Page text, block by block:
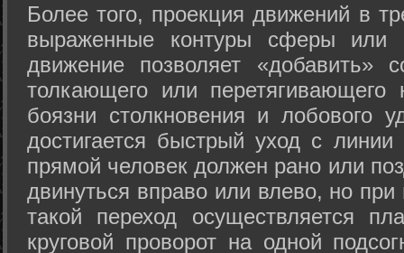
Более того, проекция движений в
выраженные контуры сферы или
движение позволяет «добавить»
толкающего или перетягивающего
боязни столкновения и лобового
достигается быстрый уход с
прямой человек должен рано или
двинуться вправо или влево, но
такой переход осуществляется
круговой проворот на одной